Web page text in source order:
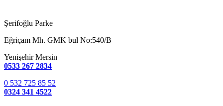
Şerifoğlu Parke
Eğriçam Mh. GMK bul No:540/B
Yenişehir Mersin
0533 267 2834
0 532 725 85 52
0324 341 4522